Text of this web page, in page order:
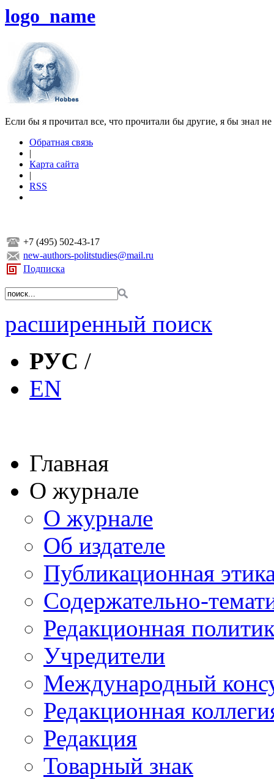
logo_name
Если бы я прочитал все, что прочитали бы другие, я бы знал
Обратная связь
|
Карта сайта
|
RSS
+7 (495) 502-43-17
new-authors-politstudies@mail.ru
Подписка
расширенный поиск
РУС /
EN
Главная
О журнале
О журнале
Об издателе
Публикационная
Содержательно-
Редакционная
Учредители
Международный
Редакционная
Редакция
Товарный знак